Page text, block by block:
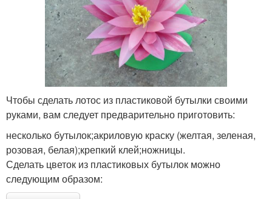
Чтобы сделать лотос из пластиковой бутылки своими
руками, вам следует предварительно приготовить:
несколько бутылок;акриловую краску (желтая, зеленая,
розовая, белая);крепкий клей;ножницы.
Сделать цветок из пластиковых бутылок можно
следующим образом: